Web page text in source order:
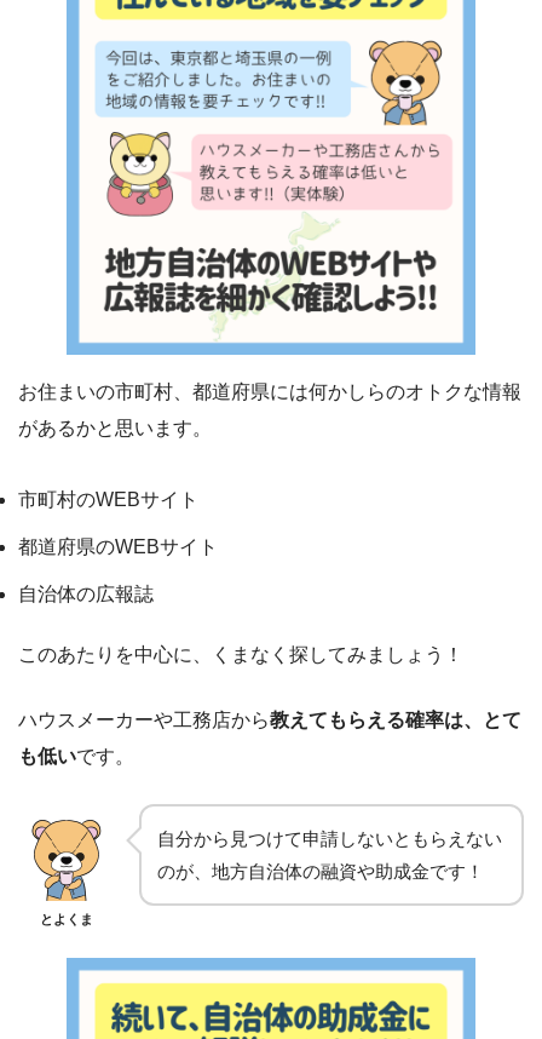
お住まいの市町村、都道府県には何かしらのオトクな情報
があるかと思います。
市町村のWEBサイト
都道府県のWEBサイト
自治体の広報誌
このあたりを中心に、くまなく探してみましょう！
ハウスメーカーや工務店から教えてもらえる確率は、とて
も低いです。
とよくま
自分から見つけて申請しないともらえない
のが、地方自治体の融資や助成金です！